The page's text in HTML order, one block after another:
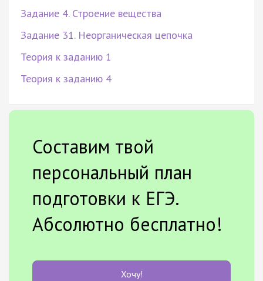
Задание 4. Строение вещества
Задание 31. Неорганическая цепочка
Теория к заданию 1
Теория к заданию 4
Составим твой
персональный план
подготовки к ЕГЭ.
Абсолютно бесплатно!
Хочу!